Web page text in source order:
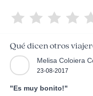
Qué dicen otros
Melisa Coloiera
23-08-2017
"Es muy bonito!"